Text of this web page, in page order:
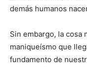
demás humanos
Sin embargo, la cosa
maniqueísmo que
fundamento de